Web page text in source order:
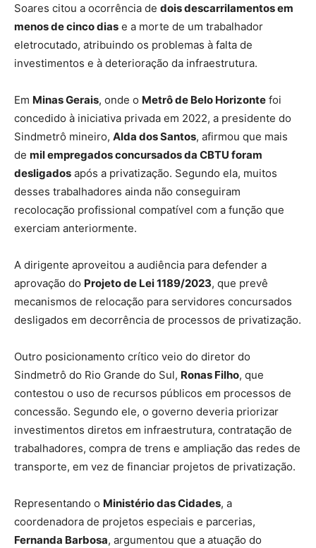
Soares citou a ocorrência de dois descarrilamentos em
menos de cinco dias e a morte de um trabalhador
eletrocutado, atribuindo os problemas à falta de
investimentos e à deterioração da infraestrutura.
Em Minas Gerais, onde o Metrô de Belo Horizonte foi
concedido à iniciativa privada em 2022, a presidente do
Sindmetrô mineiro, Alda dos Santos, afirmou que mais
de mil empregados concursados da CBTU foram
desligados após a privatização. Segundo ela, muitos
desses trabalhadores ainda não conseguiram
recolocação profissional compatível com a função que
exerciam anteriormente.
A dirigente aproveitou a audiência para defender a
aprovação do Projeto de Lei 1189/2023, que prevê
mecanismos de relocação para servidores concursados
desligados em decorrência de processos de privatização.
Outro posicionamento crítico veio do diretor do
Sindmetrô do Rio Grande do Sul, Ronas Filho, que
contestou o uso de recursos públicos em processos de
concessão. Segundo ele, o governo deveria priorizar
investimentos diretos em infraestrutura, contratação de
trabalhadores, compra de trens e ampliação das redes de
transporte, em vez de financiar projetos de privatização.
Representando o Ministério das Cidades, a
coordenadora de projetos especiais e parcerias,
Fernanda Barbosa, argumentou que a atuação do